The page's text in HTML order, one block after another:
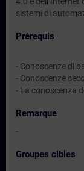
sistemi di
Prérequis
- Conoscenze di
- Conoscenze
- La conoscenza
Remarque
-
Groupes cibles